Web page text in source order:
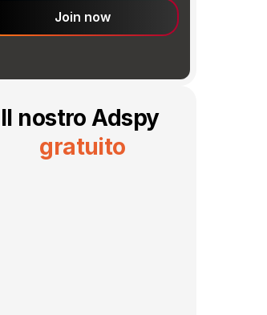
Join now
Il nostro Adspy
gratuito